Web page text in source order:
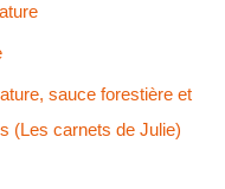
sauce forestière et
(Les carnets de Julie)